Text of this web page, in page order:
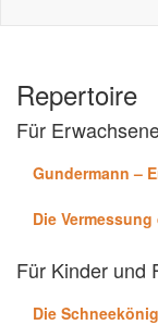
Repertoire
Für
Gundermann –
Die
Für Kinder und
Die